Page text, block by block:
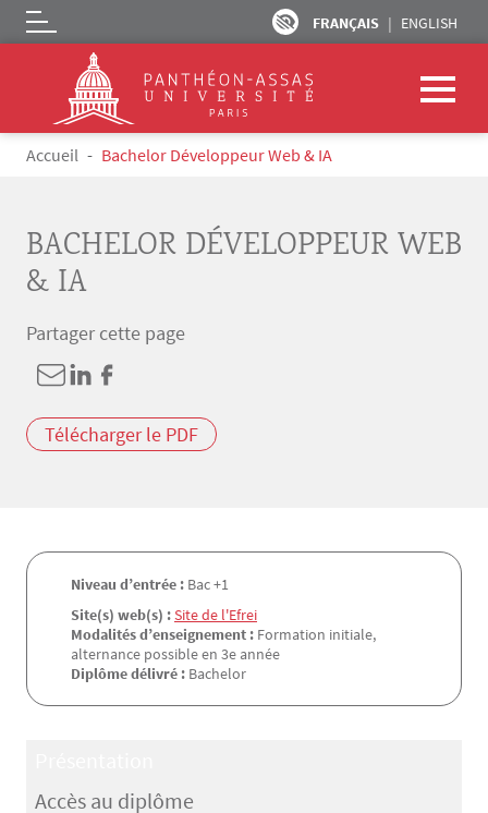
Aller au contenu principal
FRANÇAIS ENGLISH
Logo
Fil d'Ariane
Accueil Bachelor Développeur Web & IA
BACHELOR DÉVELOPPEUR WEB
& IA
Partager cette page
Télécharger le PDF
Niveau d’entrée : Bac +1
Site(s) web(s) :Site de l'Efrei
Modalités d’enseignement : Formation initiale,
alternance possible en 3e année
Diplôme délivré : Bachelor
Accès au diplôme